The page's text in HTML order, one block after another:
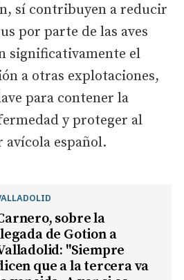
sí contribuyen a reducir
por parte de las aves
significativamente el
a otras explotaciones,
para contener la
y proteger al
español.
sobre la
de Gotion a
"Siempre
que a la tercera va